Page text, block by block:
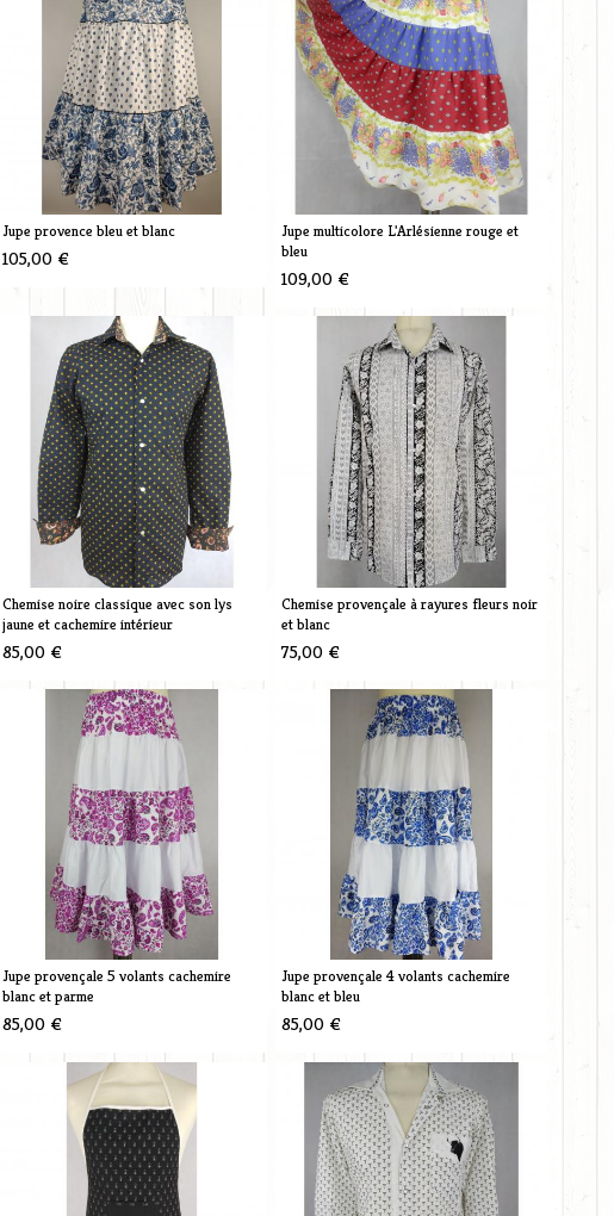
Jupe provence bleu et blanc
105,00 €
Jupe multicolore L'Arlésienne rouge et
bleu
109,00 €
Chemise noire classique avec son lys
jaune et cachemire intérieur
85,00 €
Chemise provençale à rayures fleurs noir
et blanc
75,00 €
Jupe provençale 5 volants cachemire
blanc et parme
85,00 €
Jupe provençale 4 volants cachemire
blanc et bleu
85,00 €